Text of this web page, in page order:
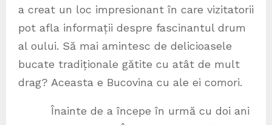
a creat un loc impresionant în care vizitatorii
pot afla informații despre fascinantul drum
al oului. Să mai amintesc de delicioasele
bucate tradiționale gătite cu atât de mult
drag? Aceasta e Bucovina cu ale ei comori.
Înainte de a începe în urmă cu doi ani